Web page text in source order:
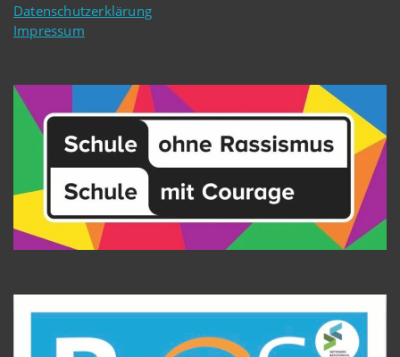
Datenschutzerklärung
Impressum